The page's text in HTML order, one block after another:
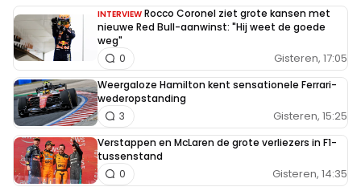
INTERVIEW Rocco Coronel ziet grote kansen met
nieuwe Red Bull-aanwinst: "Hij weet de goede
weg"
Gisteren, 17:05
0
Weergaloze Hamilton kent sensationele Ferrari-
wederopstanding
Gisteren, 15:25
3
Verstappen en McLaren de grote verliezers in F1-
tussenstand
Gisteren, 14:35
0